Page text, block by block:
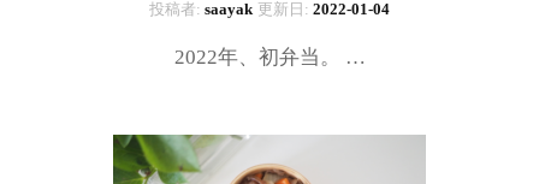
投稿者: saayak 更新日: 2022-01-04
2022年、初弁当。 …